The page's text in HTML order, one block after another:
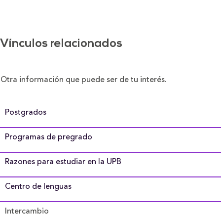
Vínculos relacionados
Otra información que puede ser de tu interés.
Postgrados
Programas de pregrado
Razones para estudiar en la UPB
Centro de lenguas
Intercambio